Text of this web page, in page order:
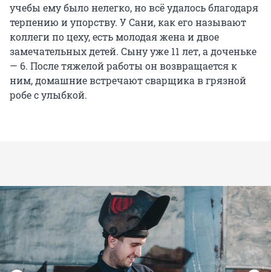
учебы ему было нелегко, но всё удалось благодаря
терпению и упорству. У Сани, как его называют
коллеги по цеху, есть молодая жена и двое
замечательных детей. Сыну уже 11 лет, а доченьке
— 6. После тяжелой работы он возвращается к
ним, домашние встречают сварщика в грязной
робе с улыбкой.